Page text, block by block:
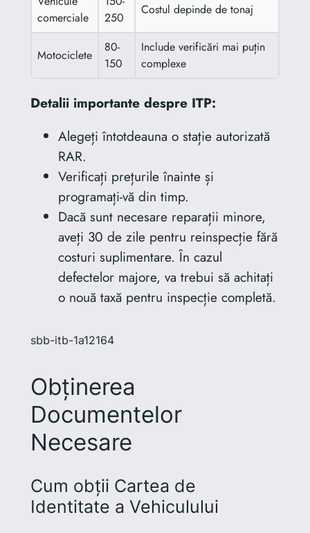
comerciale
250
Costul depinde de tonaj
Motociclete
80-
150
Include verificări mai puțin
complexe
Detalii importante despre ITP:
Alegeți întotdeauna o stație autorizată
RAR.
Verificați prețurile înainte și
programați-vă din timp.
Dacă sunt necesare reparații minore,
aveți 30 de zile pentru reinspecție fără
costuri suplimentare. În cazul
defectelor majore, va trebui să achitați
o nouă taxă pentru inspecție completă.
sbb-itb-1a12164
Obținerea
Documentelor
Necesare
Cum obții Cartea de
Identitate a Vehiculului